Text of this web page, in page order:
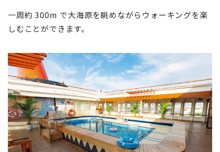
一周約 300m で大海原を眺めながらウォーキングを楽
しむことができます。